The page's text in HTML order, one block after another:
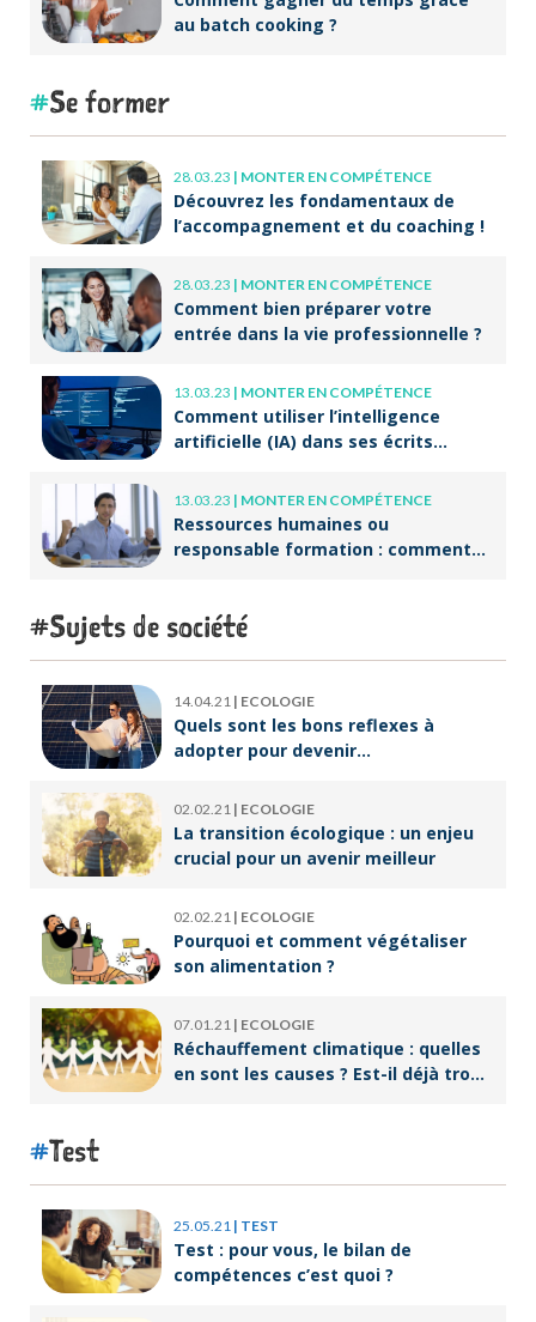
au batch cooking ?
Se former
28.03.23 | MONTER EN COMPÉTENCE
Découvrez les fondamentaux de
l’accompagnement et du coaching !
28.03.23 | MONTER EN COMPÉTENCE
Comment bien préparer votre
entrée dans la vie professionnelle ?
13.03.23 | MONTER EN COMPÉTENCE
Comment utiliser l’intelligence
artificielle (IA) dans ses écrits
13.03.23 | MONTER EN COMPÉTENCE
Ressources humaines ou
responsable formation : comment
Sujets de société
14.04.21 | ECOLOGIE
Quels sont les bons reflexes à
adopter pour devenir
02.02.21 | ECOLOGIE
La transition écologique : un enjeu
crucial pour un avenir meilleur
02.02.21 | ECOLOGIE
Pourquoi et comment végétaliser
son alimentation ?
07.01.21 | ECOLOGIE
Réchauffement climatique : quelles
en sont les causes ? Est-il déjà trop
Test
25.05.21 | TEST
Test : pour vous, le bilan de
compétences c’est quoi ?